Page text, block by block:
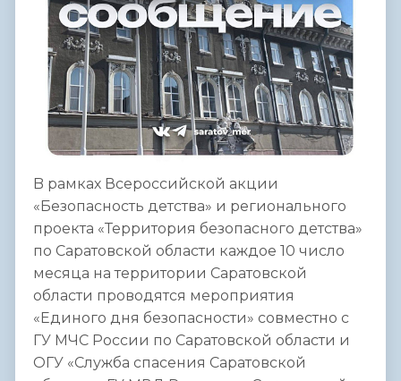
B рамках Всероссийской акции
«Безопасность детства» и регионального
проекта «Территория безопасного детства»
по Саратовской области каждое 10 число
месяца на территории Саратовской
области проводятся мероприятия
«Единого дня безопасности» совместно с
ГУ МЧС России по Саратовской области и
ОГУ «Служба спасения Саратовской